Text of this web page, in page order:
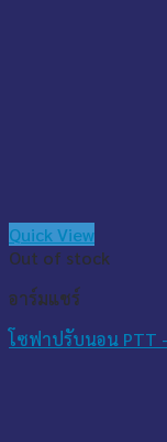
Quick View
Out of stock
อาร์มแชร์
โซฟาปรับนอน PTT